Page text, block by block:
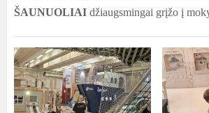
ŠAUNUOLIAI džiaugsmingai grįžo į